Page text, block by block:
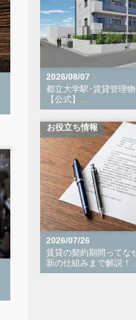
2026/08/07
都立大学駅･賃貸管理
【公式】...
お役立ち情報
2026/07/26
賃貸の契約期間ってな
新の仕組みまで解説！...